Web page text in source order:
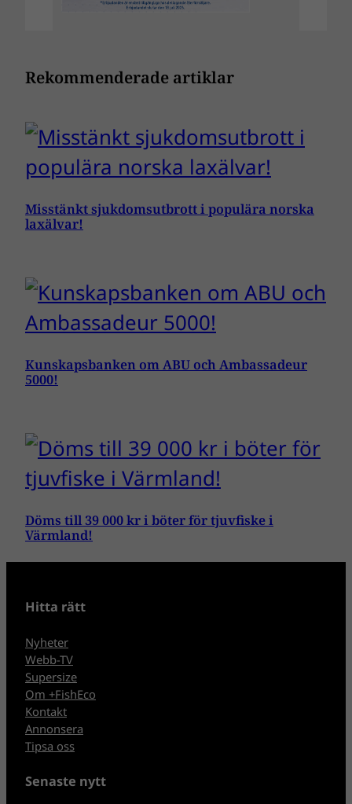
Rekommenderade artiklar
Misstänkt sjukdomsutbrott i populära norska
laxälvar!
Kunskapsbanken om ABU och Ambassadeur
5000!
Döms till 39 000 kr i böter för tjuvfiske i
Värmland!
Hitta rätt
Nyheter
Webb-TV
Supersize
Om +FishEco
Kontakt
Annonsera
Tipsa oss
Senaste nytt